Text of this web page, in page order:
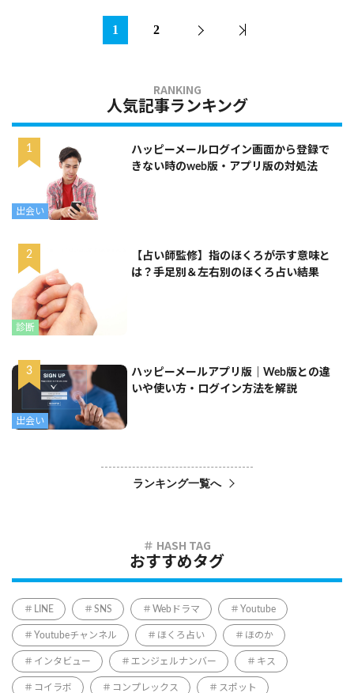
1 2
人気記事ランキング
出会い
ハッピーメールログイン画面から登録で
きない時のweb版・アプリ版の対処法
診断
【占い師監修】指のほくろが示す意味と
は？手足別＆左右別のほくろ占い結果
出会い
ハッピーメールアプリ版｜Web版との違
いや使い方・ログイン方法を解説
ランキング一覧へ
おすすめタグ
LINE SNS Webドラマ Youtube
Youtubeチャンネル ほくろ占い ほのか
インタビュー エンジェルナンバー キス
コイラボ コンプレックス スポット